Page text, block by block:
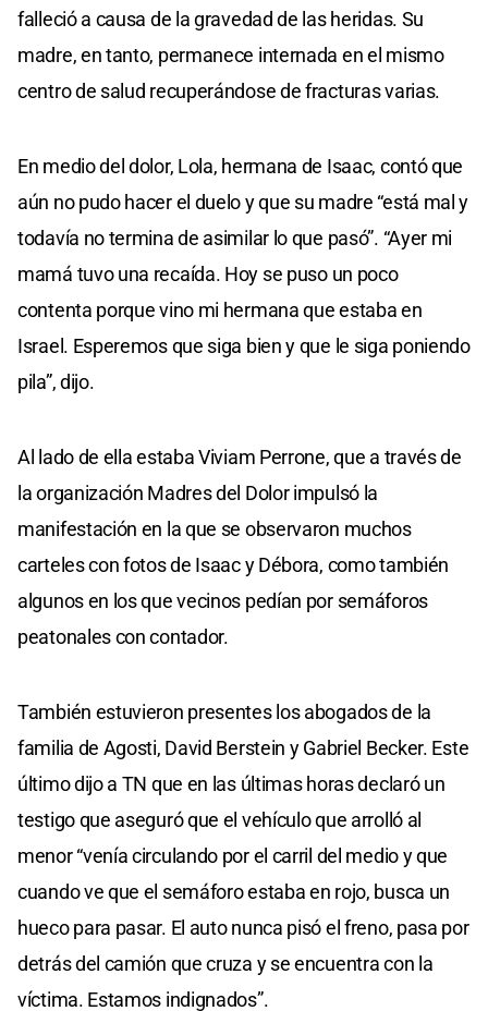
falleció a causa de la gravedad de las heridas. Su
madre, en tanto, permanece internada en el mismo
centro de salud recuperándose de fracturas varias.
En medio del dolor, Lola, hermana de Isaac, contó que
aún no pudo hacer el duelo y que su madre “está mal y
todavía no termina de asimilar lo que pasó”. “Ayer mi
mamá tuvo una recaída. Hoy se puso un poco
contenta porque vino mi hermana que estaba en
Israel. Esperemos que siga bien y que le siga poniendo
pila”, dijo.
Al lado de ella estaba Viviam Perrone, que a través de
la organización Madres del Dolor impulsó la
manifestación en la que se observaron muchos
carteles con fotos de Isaac y Débora, como también
algunos en los que vecinos pedían por semáforos
peatonales con contador.
También estuvieron presentes los abogados de la
familia de Agosti, David Berstein y Gabriel Becker. Este
último dijo a TN que en las últimas horas declaró un
testigo que aseguró que el vehículo que arrolló al
menor “venía circulando por el carril del medio y que
cuando ve que el semáforo estaba en rojo, busca un
hueco para pasar. El auto nunca pisó el freno, pasa por
detrás del camión que cruza y se encuentra con la
víctima. Estamos indignados”.